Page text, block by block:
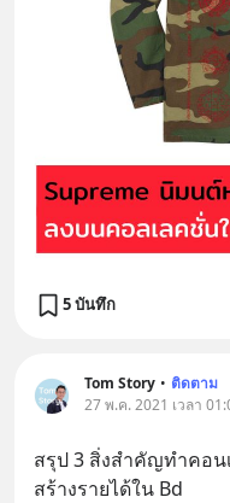
5 บันทึก
Tom Story • ติดตาม
27 พ.ค. 2021 เวลา
สรุป​ 3 สิ่งสำคัญทำคอน
สร้างรายได้ใน Bd